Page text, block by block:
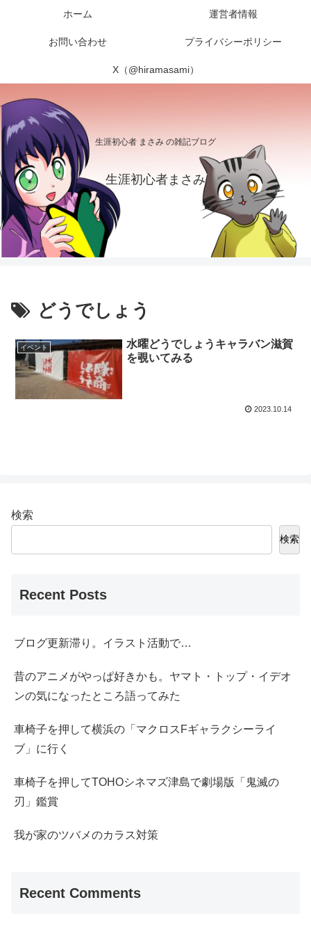
生涯初心者 まさみ の雑記ブログ
生涯初心者まさみ
ホーム 運営者情報
お問い合わせ プライバシーポリシー
X（@hiramasami）
どうでしょう
イベント
水曜どうでしょうキャラバン滋賀
を覗いてみる
2023.10.14
検索
検索
Recent Posts
ブログ更新滞り。イラスト活動で…
昔のアニメがやっぱ好きかも。ヤマト・トップ・イデオ
ンの気になったところ語ってみた
車椅子を押して横浜の「マクロスFギャラクシーライ
ブ」に行く
車椅子を押してTOHOシネマズ津島で劇場版「鬼滅の
刃」鑑賞
我が家のツバメのカラス対策
Recent Comments